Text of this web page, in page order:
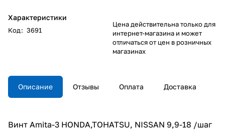
Характеристики
Код: 3691
Цена действительна только для
интернет-магазина и может
отличаться от цен в розничных
магазинах
Описание Отзывы Оплата Доставка
Винт Amita-3 HONDA,TOHATSU, NISSAN 9,9-18 /шаг